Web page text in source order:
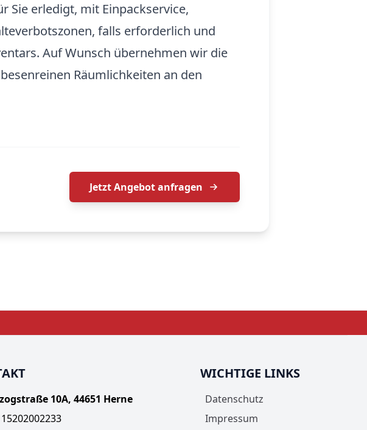
Sie erledigt, mit Einpackservice,
falls erforderlich und
Auf Wunsch übernehmen wir die
Räumlichkeiten an den
Jetzt Angebot anfragen
10A, 44651 Herne
WICHTIGE LINKS
Datenschutz
Impressum